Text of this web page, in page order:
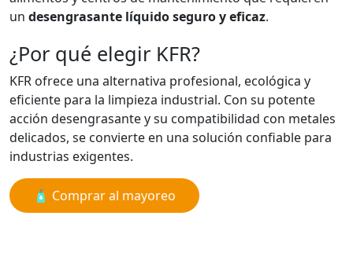
un desengrasante líquido seguro y eficaz.
¿Por qué elegir KFR?
KFR ofrece una alternativa profesional, ecológica y
eficiente para la limpieza industrial. Con su potente
acción desengrasante y su compatibilidad con metales
delicados, se convierte en una solución confiable para
industrias exigentes.
🧴 Comprar al mayoreo